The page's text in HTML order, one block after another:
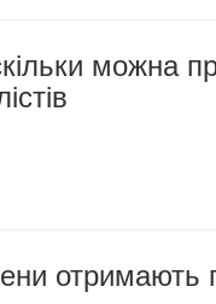
можна
отримають